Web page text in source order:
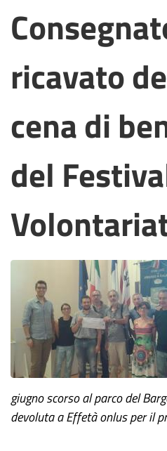
ricavato
cena di
del
giugno scorso al parco del
devoluta a Effetà onlus per il